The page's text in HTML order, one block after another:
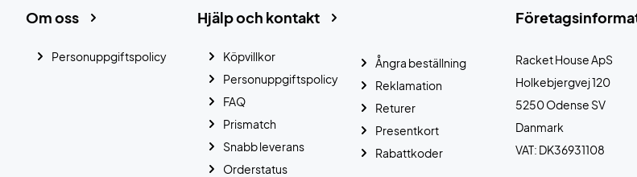
Racket House ApS
Holkebjergvej 120
5250 Odense SV
Danmark
VAT: DK36931108
Hjälp och kontakt
Köpvillkor
Personuppgiftspolicy
FAQ
Prismatch
Snabb leverans
Orderstatus
Ångra beställning
Reklamation
Returer
Presentkort
Rabattkoder
Om oss
Personuppgiftspolicy